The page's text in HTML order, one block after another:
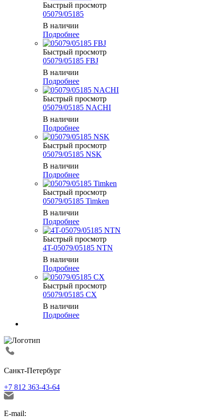
Быстрый просмотр
05079/05185
В наличии
Подробнее
Быстрый просмотр
05079/05185 FBJ
В наличии
Подробнее
Быстрый просмотр
05079/05185 NACHI
В наличии
Подробнее
Быстрый просмотр
05079/05185 NSK
В наличии
Подробнее
Быстрый просмотр
05079/05185 Timken
В наличии
Подробнее
Быстрый просмотр
4T-05079/05185 NTN
В наличии
Подробнее
Быстрый просмотр
05079/05185 CX
В наличии
Подробнее
Санкт-Петербург
+7 812 363-43-64
E-mail: